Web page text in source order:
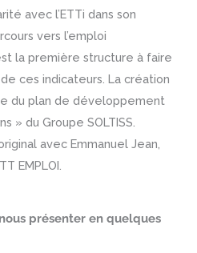
avec l’ETTi dans son
vers l’emploi
la première structure à faire
ces indicateurs. La création
du plan de développement
» du Groupe SOLTISS.
avec Emmanuel Jean,
EMPLOI.
présenter en quelques